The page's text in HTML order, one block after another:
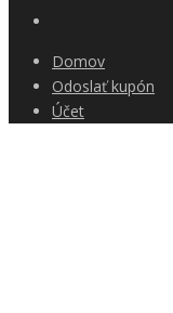
Domov
Odoslať kupón
Účet